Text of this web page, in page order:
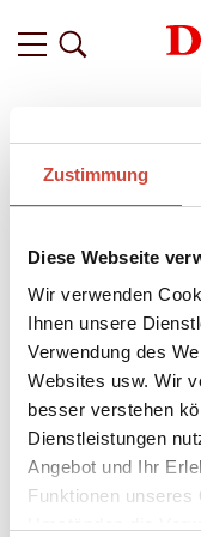
Zustimmung
Diese Webseite
Wir verwenden
Ihnen unsere
Verwendung des
Websites usw. Wir
besser verstehen
Dienstleistungen
Angebot und Ihr
Funktionen unseres
Related
vor 12 Jahren
Julian
und
Von Julian Barnes
Georges Simenon
Georges Simenon
Groschenromanen,
Maigrets und Non-